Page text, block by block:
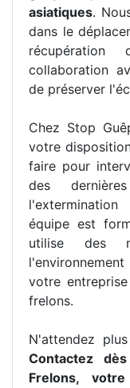
asiatiques.
dans le
récupération
collaboration
de préserver
Chez Stop
votre
faire pour
des
équipe est
utilise des
votre
frelons.
N'attendez
Contactez
Frelons,